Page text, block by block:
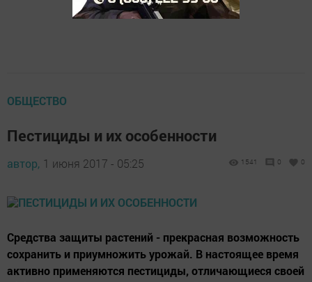
ОБЩЕСТВО
Пестициды и их особенности
автор, 1 июня 2017 - 05:25 1541 0 0
Средства защиты растений - прекрасная возможность
сохранить и приумножить урожай. В настоящее время
активно применяются пестициды, отличающиеся своей